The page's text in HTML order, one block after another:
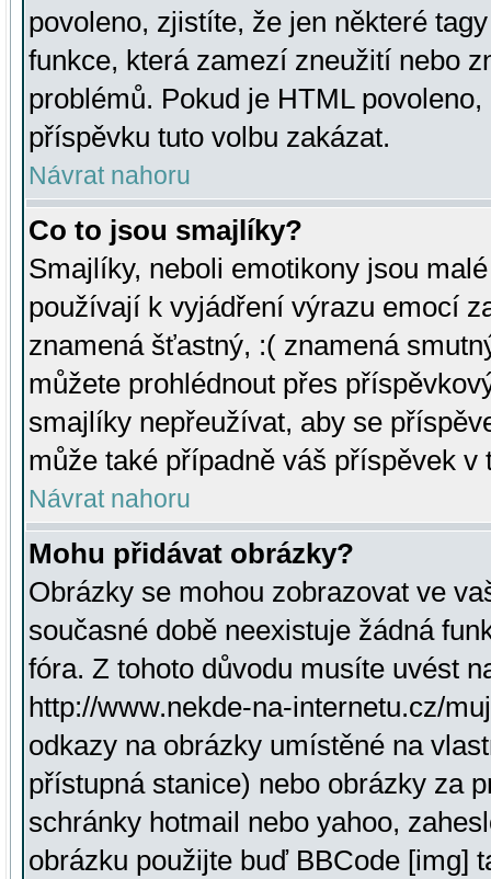
povoleno, zjistíte, že jen některé
funkce, která zamezí zneužití nebo
problémů. Pokud je HTML
příspěvku tuto volbu zakázat.
Návrat nahoru
Co to jsou smajlíky?
Smajlíky, neboli emotikony jsou
používají k vyjádření výrazu emocí
znamená šťastný, :( znamená
můžete prohlédnout přes
smajlíky nepřeužívat, aby se
může také případně váš příspěvek v
Návrat nahoru
Mohu přidávat obrázky?
Obrázky se mohou zobrazovat ve
současné době neexistuje žádná
fóra. Z tohoto důvodu musíte uvést
http://www.nekde-na-internetu.cz/
odkazy na obrázky umístěné na
přístupná stanice) nebo obrázky za
schránky hotmail nebo yahoo,
obrázku použijte buď BBCode [img]